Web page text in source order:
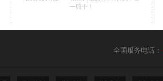
一赔十！
全国服务电话：